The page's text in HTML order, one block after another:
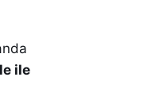
ile